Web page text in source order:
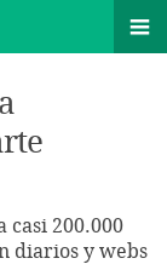
casi 200.000
diarios y webs